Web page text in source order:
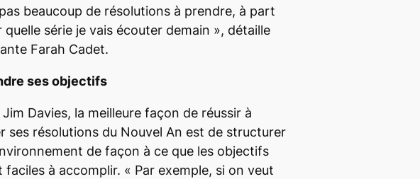
beaucoup de résolutions à prendre, à part
quelle série je vais écouter demain », détaille
Farah Cadet.
ses objectifs
Jim Davies, la meilleure façon de réussir à
ses résolutions du Nouvel An est de structurer
de façon à ce que les objectifs
faciles à accomplir. « Par exemple, si on veut